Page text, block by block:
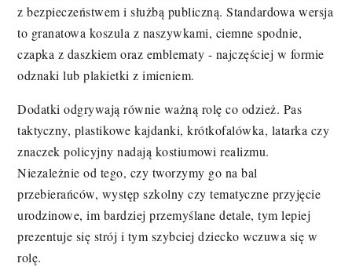
z bezpieczeństwem i służbą publiczną. Standardowa wersja
to granatowa koszula z naszywkami, ciemne spodnie,
czapka z daszkiem oraz emblematy - najczęściej w formie
odznaki lub plakietki z imieniem.
Dodatki odgrywają równie ważną rolę co odzież. Pas
taktyczny, plastikowe kajdanki, krótkofalówka, latarka czy
znaczek policyjny nadają kostiumowi realizmu.
Niezależnie od tego, czy tworzymy go na bal
przebierańców, występ szkolny czy tematyczne przyjęcie
urodzinowe, im bardziej przemyślane detale, tym lepiej
prezentuje się strój i tym szybciej dziecko wczuwa się w
rolę.